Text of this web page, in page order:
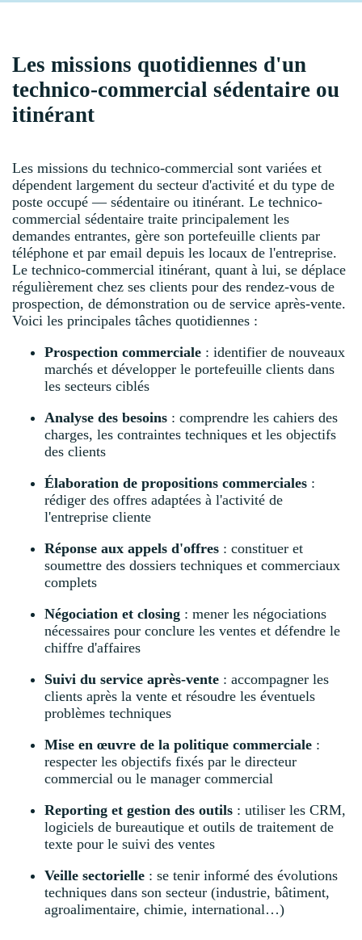
Les missions quotidiennes d'un
technico-commercial sédentaire ou
itinérant
Les missions du technico-commercial sont variées et
dépendent largement du secteur d'activité et du type de
poste occupé — sédentaire ou itinérant. Le technico-
commercial sédentaire traite principalement les
demandes entrantes, gère son portefeuille clients par
téléphone et par email depuis les locaux de l'entreprise.
Le technico-commercial itinérant, quant à lui, se déplace
régulièrement chez ses clients pour des rendez-vous de
prospection, de démonstration ou de service après-vente.
Voici les principales tâches quotidiennes :
Prospection commerciale : identifier de nouveaux
marchés et développer le portefeuille clients dans
les secteurs ciblés
Analyse des besoins : comprendre les cahiers des
charges, les contraintes techniques et les objectifs
des clients
Élaboration de propositions commerciales :
rédiger des offres adaptées à l'activité de
l'entreprise cliente
Réponse aux appels d'offres : constituer et
soumettre des dossiers techniques et commerciaux
complets
Négociation et closing : mener les négociations
nécessaires pour conclure les ventes et défendre le
chiffre d'affaires
Suivi du service après-vente : accompagner les
clients après la vente et résoudre les éventuels
problèmes techniques
Mise en œuvre de la politique commerciale :
respecter les objectifs fixés par le directeur
commercial ou le manager commercial
Reporting et gestion des outils : utiliser les CRM,
logiciels de bureautique et outils de traitement de
texte pour le suivi des ventes
Veille sectorielle : se tenir informé des évolutions
techniques dans son secteur (industrie, bâtiment,
agroalimentaire, chimie, international…)